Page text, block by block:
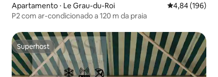
Apartamento ⋅ Le Grau-du-Roi 4,84 de uma
4,84 (196)
P2 com ar-condicionado a 120 m da praia
Superhost
Superhost